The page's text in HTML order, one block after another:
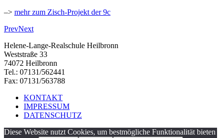
–> mehr zum Zisch-Projekt der 9c
PrevNext
Helene-Lange-Realschule Heilbronn
Weststraße 33
74072 Heilbronn
Tel.: 07131/562441
Fax: 07131/563788
KONTAKT
IMPRESSUM
DATENSCHUTZ
Diese Website nutzt Cookies, um bestmögliche Funktionalität bieten